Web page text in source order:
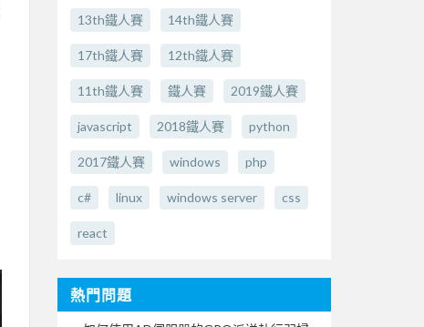
13th鐵人賽 14th鐵人賽
17th鐵人賽 12th鐵人賽
11th鐵人賽 鐵人賽 2019鐵人賽
javascript 2018鐵人賽 python
2017鐵人賽 windows php
c# linux windows server css
react
熱門問題